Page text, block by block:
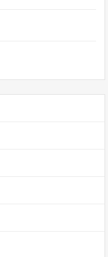
宣纸，拿起毛
字。一开始，
来，仔细观察
练书法让我体
的耐心和专注
墨的世界，感